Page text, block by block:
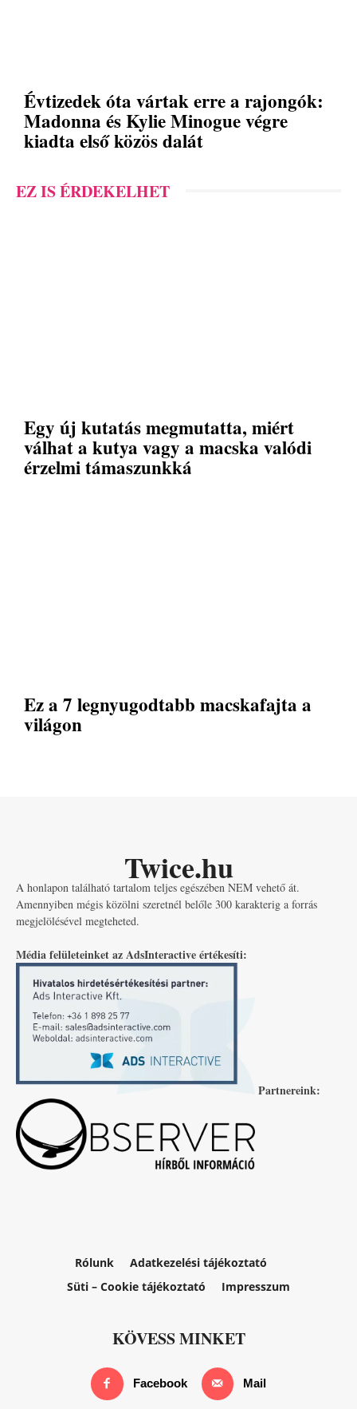
Évtizedek óta vártak erre a rajongók:
Madonna és Kylie Minogue végre
kiadta első közös dalát
EZ IS ÉRDEKELHET
Egy új kutatás megmutatta, miért
válhat a kutya vagy a macska valódi
érzelmi támaszunkká
Ez a 7 legnyugodtabb macskafajta a
világon
Twice.hu
A honlapon található tartalom teljes egészében NEM vehető át.
Amennyiben mégis közölni szeretnél belőle 300 karakterig a forrás
megjelölésével megteheted.
Média felületeinket az AdsInteractive értékesíti:
Partnereink:
Rólunk
Adatkezelési tájékoztató
Süti – Cookie tájékoztató
Impresszum
KÖVESS MINKET
Facebook Mail